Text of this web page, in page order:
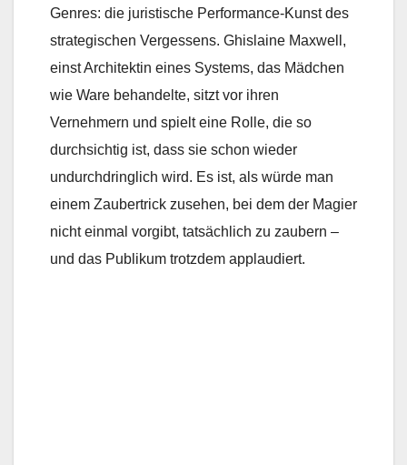
Genres: die juristische Performance-Kunst des
strategischen Vergessens. Ghislaine Maxwell,
einst Architektin eines Systems, das Mädchen
wie Ware behandelte, sitzt vor ihren
Vernehmern und spielt eine Rolle, die so
durchsichtig ist, dass sie schon wieder
undurchdringlich wird. Es ist, als würde man
einem Zaubertrick zusehen, bei dem der Magier
nicht einmal vorgibt, tatsächlich zu zaubern –
und das Publikum trotzdem applaudiert.